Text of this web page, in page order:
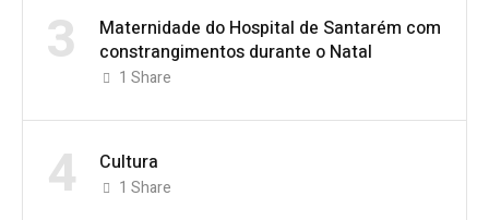
3
Maternidade do Hospital de Santarém com
constrangimentos durante o Natal
1 Share
4 Cultura
1 Share